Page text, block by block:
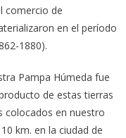
comercio de
en el período
1880).
Pampa Húmeda fue
de estas tierras
colocados en nuestro
km. en la ciudad de